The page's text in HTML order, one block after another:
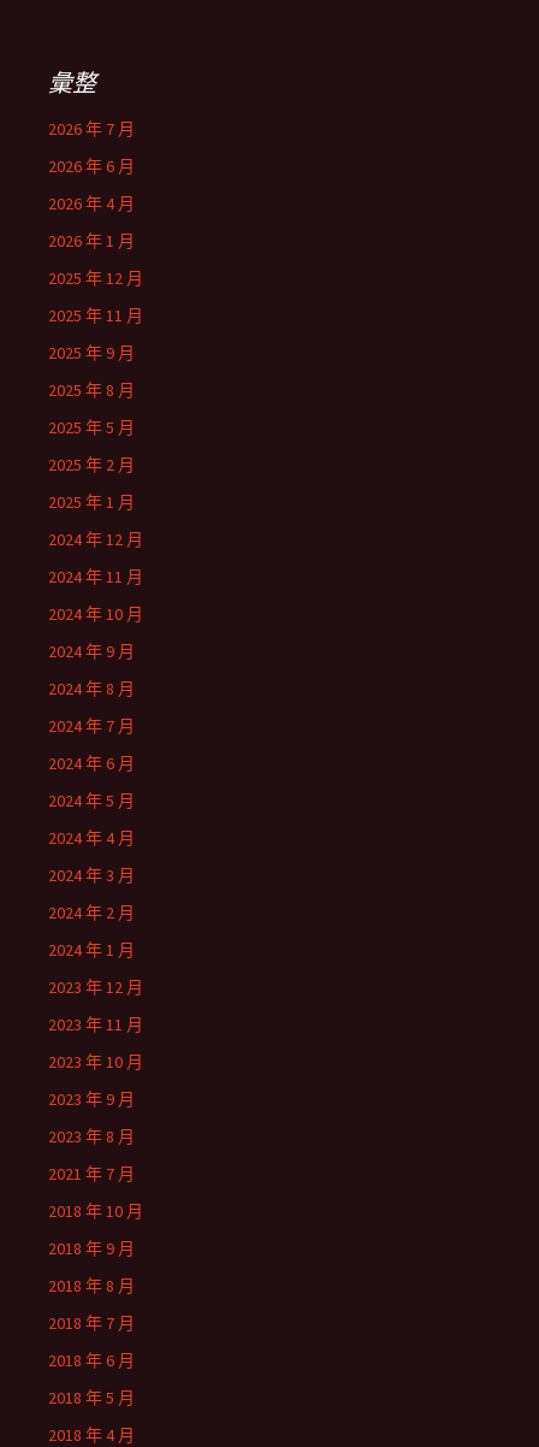
彙整
2026 年 7 月
2026 年 6 月
2026 年 4 月
2026 年 1 月
2025 年 12 月
2025 年 11 月
2025 年 9 月
2025 年 8 月
2025 年 5 月
2025 年 2 月
2025 年 1 月
2024 年 12 月
2024 年 11 月
2024 年 10 月
2024 年 9 月
2024 年 8 月
2024 年 7 月
2024 年 6 月
2024 年 5 月
2024 年 4 月
2024 年 3 月
2024 年 2 月
2024 年 1 月
2023 年 12 月
2023 年 11 月
2023 年 10 月
2023 年 9 月
2023 年 8 月
2021 年 7 月
2018 年 10 月
2018 年 9 月
2018 年 8 月
2018 年 7 月
2018 年 6 月
2018 年 5 月
2018 年 4 月